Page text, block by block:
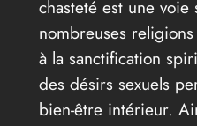
chasteté est une
nombreuses
à la sanctification
des désirs sexuels
bien-être intérieur.